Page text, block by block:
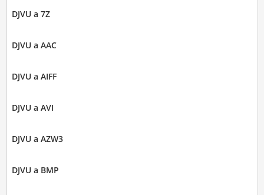
DJVU a 7Z
DJVU a AAC
DJVU a AIFF
DJVU a AVI
DJVU a AZW3
DJVU a BMP